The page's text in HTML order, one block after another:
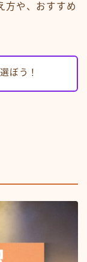
方や、おすすめ
ぼう！